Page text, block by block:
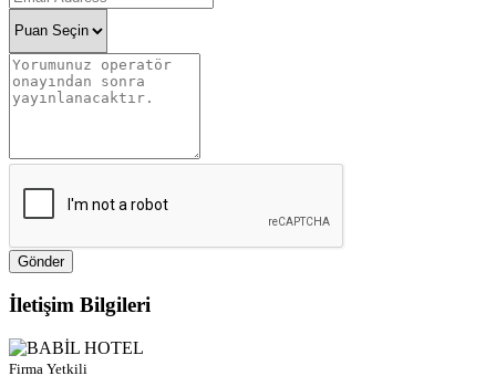
Gönder
İletişim Bilgileri
Firma Yetkili